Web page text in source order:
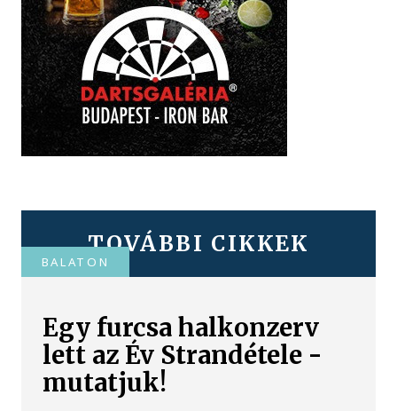
TOVÁBBI CIKKEK
BALATON
Egy furcsa halkonzerv
lett az Év Strandétele -
mutatjuk!